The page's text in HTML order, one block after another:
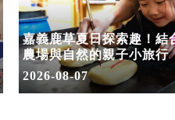
嘉義鹿草夏日探索趣！結
農場與自然的親子小旅行
2026-08-07